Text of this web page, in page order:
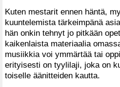
Kuten mestarit ennen häntä,
kuuntelemista tärkeimpänä
hän onkin tehnyt jo pitkään
kaikenlaista materiaalia
musiikkia voi ymmärtää tai
erityisesti on tyylilaji, joka on
toiselle äänitteiden kautta.